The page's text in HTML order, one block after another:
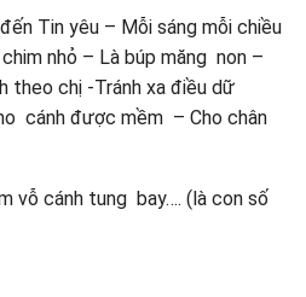
Tin yêu – Mỗi sáng mỗi chiều
nhỏ – Là búp măng non –
theo chị -Tránh xa điều dữ
cánh được mềm – Cho chân
vỗ cánh tung bay…. (là con số